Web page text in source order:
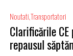
NoutatiTransportatori
Clarificările
repausul